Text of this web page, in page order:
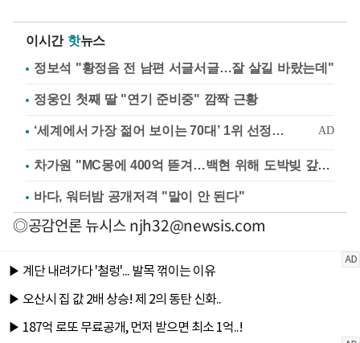
이시간 핫뉴스
정보석 "황정음 전 남편 서글서글…잘 살길 바랐는데"
정웅인 첫째 딸 "연기 준비중" 깜짝 근황
차가원 "MC몽에 400억 뜯겨…백현 위해 도박빚 갚아줘"
바다, 워터밤 공개저격 "말이 안 된다"
◎공감언론 뉴시스njh32@newsis.com